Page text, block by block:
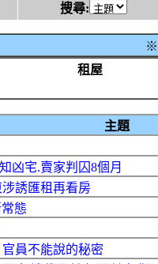
搜尋:
※
租屋
主題
凶宅.賣家判囚8個月
誘匯租再看房
態
員不能說的秘密